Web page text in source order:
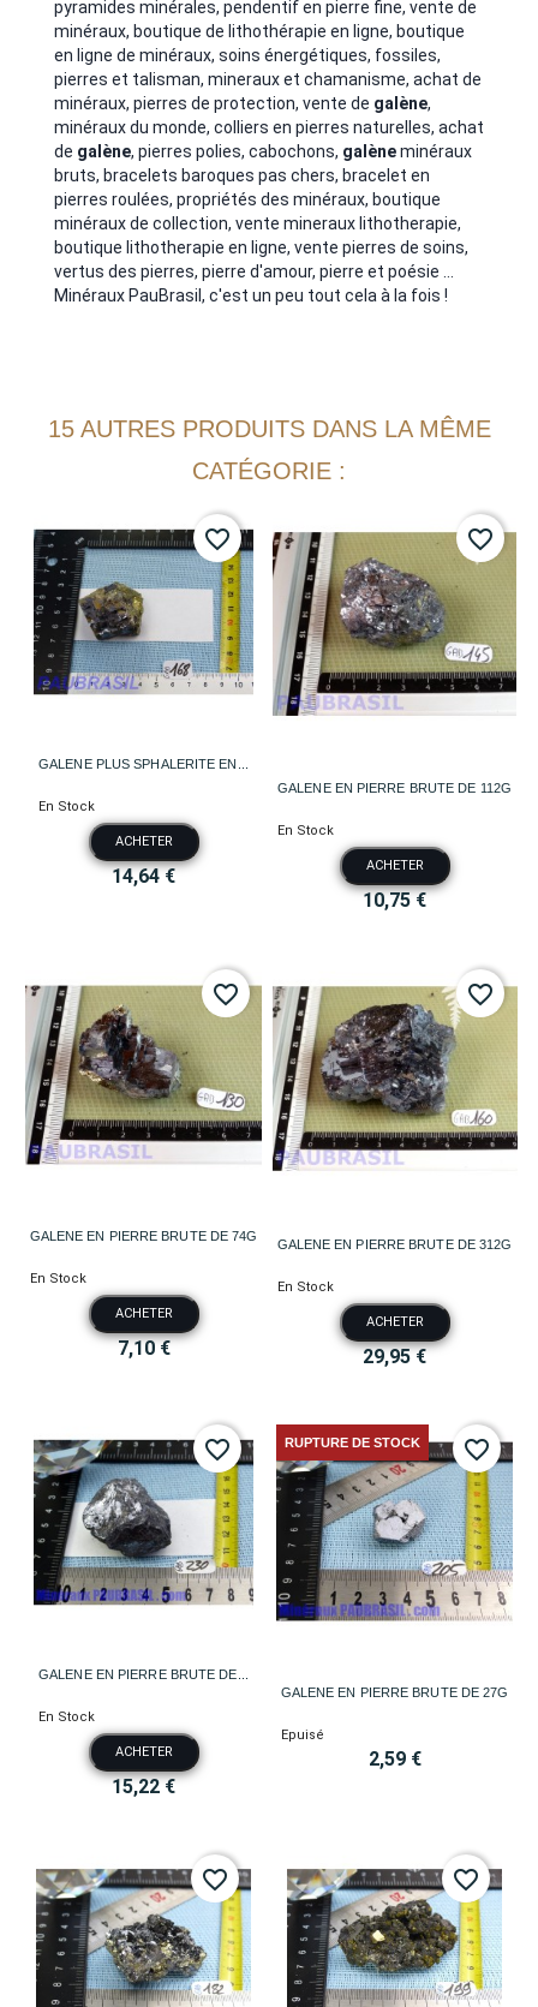
pyramides minérales, pendentif en pierre fine, vente de
minéraux, boutique de lithothérapie en ligne, boutique
en ligne de minéraux, soins énergétiques, fossiles,
pierres et talisman, mineraux et chamanisme, achat de
minéraux, pierres de protection, vente de galène,
minéraux du monde, colliers en pierres naturelles, achat
de galène, pierres polies, cabochons, galèneminéraux
bruts, bracelets baroques pas chers, bracelet en
pierres roulées, propriétés des minéraux, boutique
minéraux de collection, vente mineraux lithotherapie,
boutique lithotherapie en ligne, vente pierres de soins,
vertus des pierres, pierre d'amour, pierre et poésie ...
Minéraux PauBrasil, c'est un peu tout cela à la fois !
15 AUTRES PRODUITS DANS LA MÊME
CATÉGORIE :
GALENE PLUS SPHALERITE EN...
En Stock
ACHETER
14,64 €
favorite_border
GALENE EN PIERRE BRUTE DE 112G
En Stock
ACHETER
10,75 €
favorite_border
GALENE EN PIERRE BRUTE DE 74G
En Stock
ACHETER
7,10 €
favorite_border
GALENE EN PIERRE BRUTE DE 312G
En Stock
ACHETER
29,95 €
favorite_border
GALENE EN PIERRE BRUTE DE...
En Stock
ACHETER
15,22 €
favorite_border
GALENE EN PIERRE BRUTE DE 27G
Epuisé
2,59 €
RUPTURE DE STOCK favorite_border
favorite_border favorite_border